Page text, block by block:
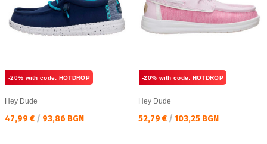
-20% with code: HOTDROP
Hey Dude
Текуща цена:
47,99 € / 93,86 BGN
-20% with code: HOTDROP
Hey Dude
Текуща цена:
52,79 € / 103,25 BGN